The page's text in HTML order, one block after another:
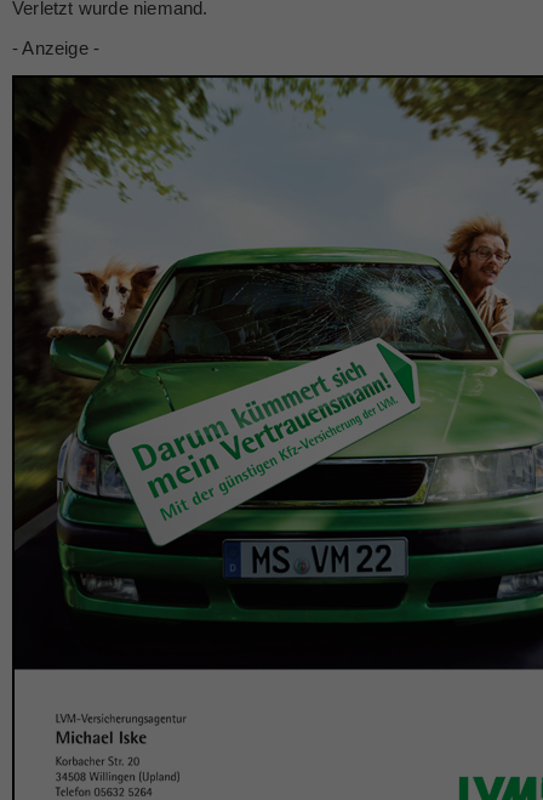
Verletzt wurde niemand.
- Anzeige -